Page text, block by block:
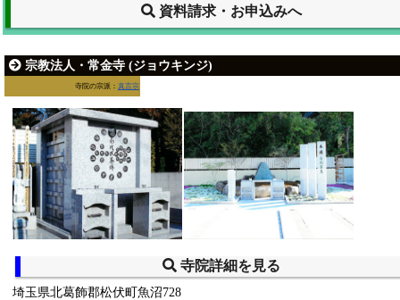
資料請求・お申込みへ
宗教法人・常金寺 (ジョウキンジ)
寺院の宗派： 真言宗
寺院詳細を見る
埼玉県北葛飾郡松伏町魚沼728